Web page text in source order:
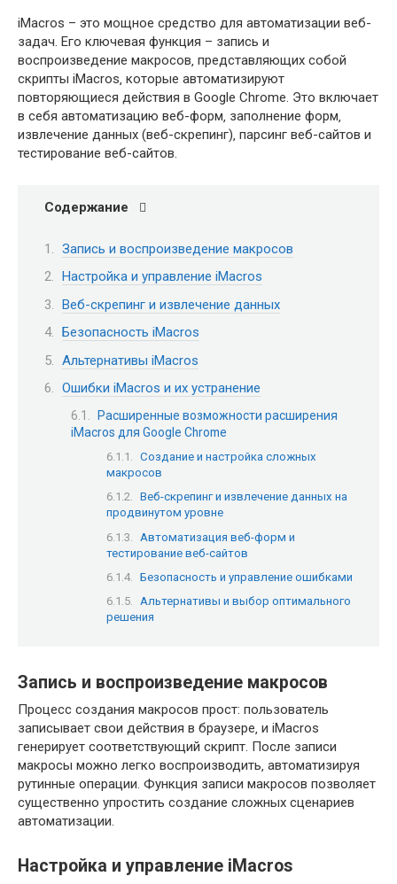
iMacros – это мощное средство для автоматизации веб-
задач. Его ключевая функция – запись и
воспроизведение макросов‚ представляющих собой
скрипты iMacros‚ которые автоматизируют
повторяющиеся действия в Google Chrome. Это включает
в себя автоматизацию веб-форм‚ заполнение форм‚
извлечение данных (веб-скрепинг)‚ парсинг веб-сайтов и
тестирование веб-сайтов.
Содержание
Запись и воспроизведение макросов
Настройка и управление iMacros
Веб-скрепинг и извлечение данных
Безопасность iMacros
Альтернативы iMacros
Ошибки iMacros и их устранение
Расширенные возможности расширения
iMacros для Google Chrome
Создание и настройка сложных
макросов
Веб-скрепинг и извлечение данных на
продвинутом уровне
Автоматизация веб-форм и
тестирование веб-сайтов
Безопасность и управление ошибками
Альтернативы и выбор оптимального
решения
Запись и воспроизведение макросов
Процесс создания макросов прост: пользователь
записывает свои действия в браузере‚ и iMacros
генерирует соответствующий скрипт. После записи
макросы можно легко воспроизводить‚ автоматизируя
рутинные операции. Функция записи макросов позволяет
существенно упростить создание сложных сценариев
автоматизации.
Настройка и управление iMacros